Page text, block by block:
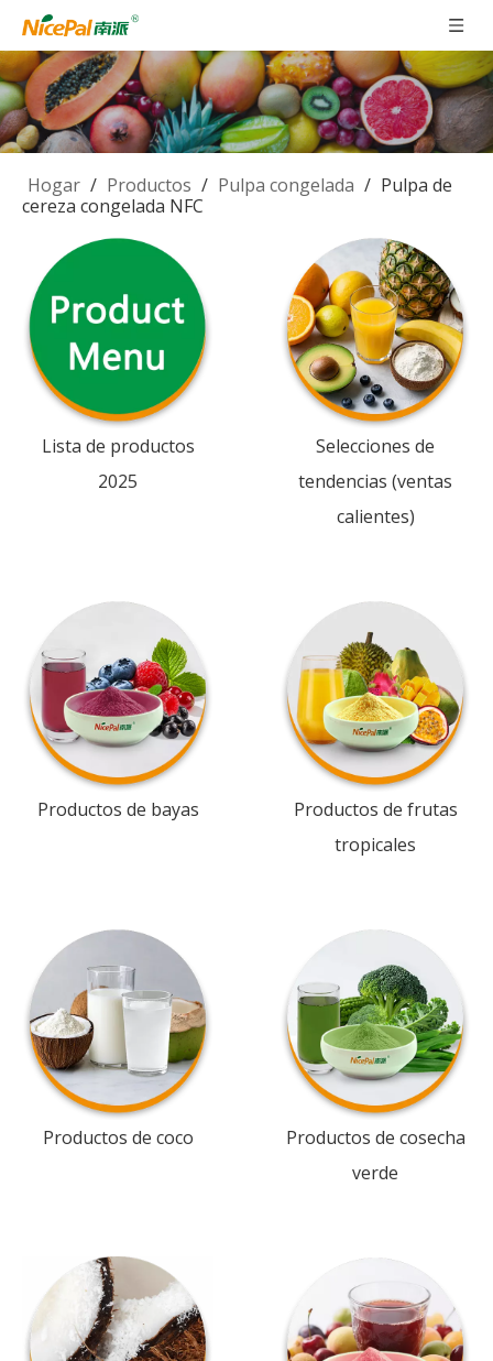
Hogar / Productos / Pulpa congelada / Pulpa de
cereza congelada NFC
Lista de productos
2025
Selecciones de
tendencias (ventas
calientes)
Productos de bayas
Productos de frutas
tropicales
Productos de coco
Productos de cosecha
verde